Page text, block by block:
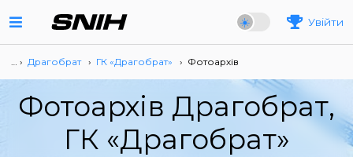
Увійти
… › Драгобрат › ГК «Драгобрат» › Фотоархів
Фотоархів Драгобрат,
ГК «Драгобрат»